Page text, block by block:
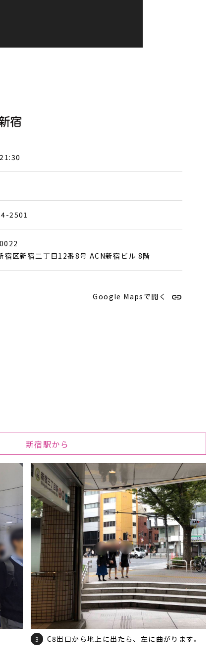
2501
宿区新宿二丁目12番8号 ACN新宿ビル 8階
Google Mapsで開く
新宿駅から
3 C8出口から地上に出たら、左に曲がります。